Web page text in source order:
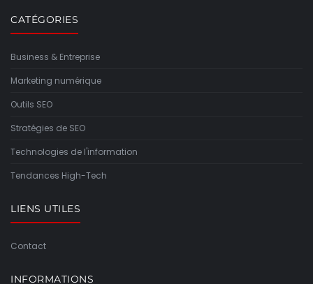
CATÉGORIES
Business & Entreprise
Marketing numérique
Outils SEO
Stratégies de SEO
Technologies de l'information
Tendances High-Tech
LIENS UTILES
Contact
INFORMATIONS